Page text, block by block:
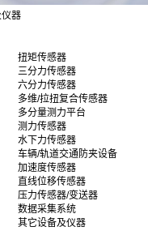
器
扭矩传感器
三分力传感器
六分力传感器
多维/拉扭复合传感器
多分量测力平台
测力传感器
水下力传感器
车辆/轨道交通防夹设备
加速度传感器
直线位移传感器
压力传感器/变送器
数据采集系统
其它设备及仪器